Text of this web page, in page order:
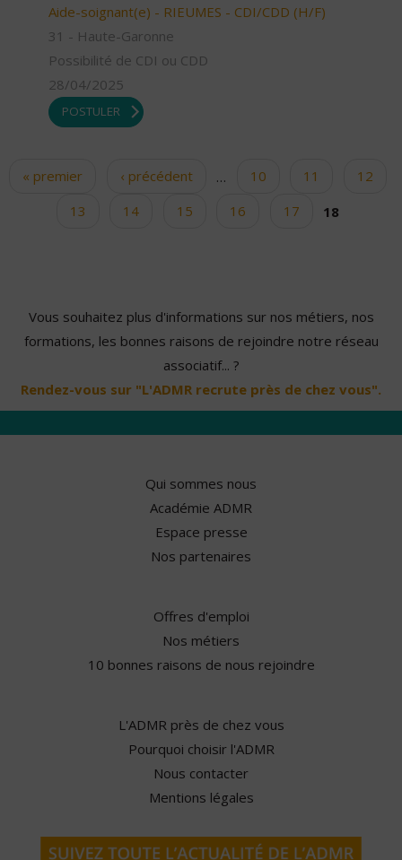
Aide-soignant(e) - RIEUMES - CDI/CDD (H/F)
31 - Haute-Garonne
Possibilité de CDI ou CDD
28/04/2025
POSTULER
Pages
« premier ‹ précédent … 10 11
12
13
14 15 16 17 18
Vous souhaitez plus d'informations sur nos métiers, nos
formations, les bonnes raisons de rejoindre notre réseau
associatif... ?
Rendez-vous sur "L'ADMR recrute près de chez vous".
Qui sommes nous
Académie ADMR
Espace presse
Nos partenaires
Offres d'emploi
Nos métiers
10 bonnes raisons de nous rejoindre
L'ADMR près de chez vous
Pourquoi choisir l'ADMR
Nous contacter
Mentions légales